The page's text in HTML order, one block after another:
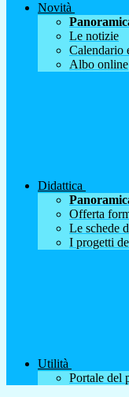
Novità
Le notizie
Calendario
Albo online
Didattica
Offerta
Le schede
I progetti
Utilità
Portale del